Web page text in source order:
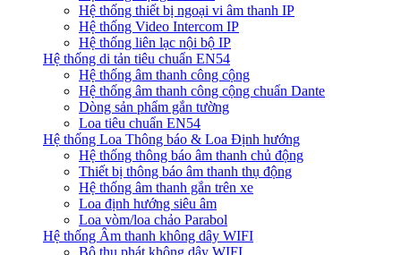
Hệ thống thiết bị ngoại vi âm thanh IP
Hệ thống Video Intercom IP
Hệ thống liên lạc nội bộ IP
Hệ thống di tản tiêu chuẩn EN54
Hệ thống âm thanh công cộng
Hệ thống âm thanh công cộng chuẩn Dante
Dòng sản phẩm gắn tường
Loa tiêu chuẩn EN54
Hệ thống Loa Thông báo & Loa Định hướng
Hệ thống thông báo âm thanh chủ động
Thiết bị thông báo âm thanh thụ động
Hệ thống âm thanh gắn trên xe
Loa định hướng siêu âm
Loa vòm/loa chảo Parabol
Hệ thống Âm thanh không dây WIFI
Bộ thu phát không dây WIFI